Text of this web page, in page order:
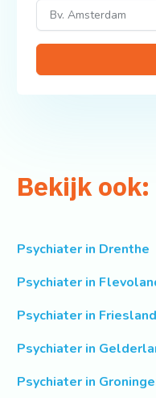
Bekijk ook:
Psychiater in Drenthe
Psychiater in
Psychiater in Friesland
Psychiater in
Psychiater in